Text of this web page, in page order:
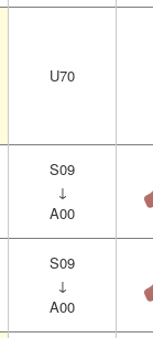
U70
S09
↓
A00
S09
↓
A00
U70
S09
↓
A00
S09
↓
A00